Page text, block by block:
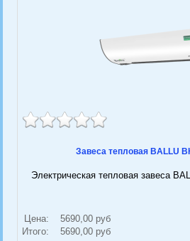
Завеса тепловая BALLU
Электрическая тепловая завеса
Цена:
5690,00 руб
Итого:
5690,00 руб